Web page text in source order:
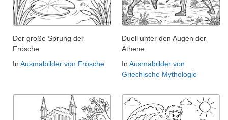
Der große Sprung der
Frösche
In Ausmalbilder von Frösche
Duell unter den Augen der
Athene
In Ausmalbilder von
Griechische Mythologie